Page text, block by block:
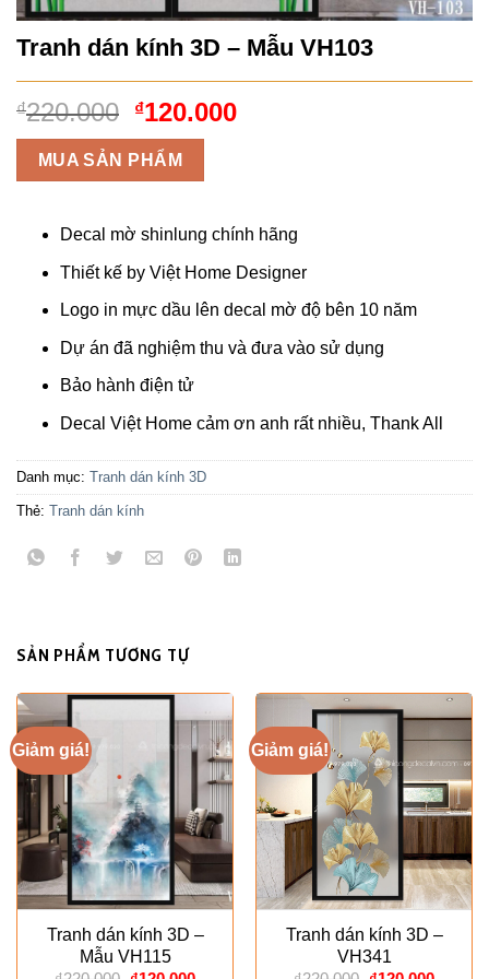
Tranh dán kính 3D – Mẫu VH103
₫220.000 Giá
gốc
là:
₫220.000.
₫120.000Giá
MUA SẢN PHẨM
Decal mờ shinlung chính hãng
Thiết kế by Việt Home Designer
Logo in mực dầu lên decal mờ độ bên 10 năm
Dự án đã nghiệm thu và đưa vào sử dụng
Bảo hành điện tử
Decal Việt Home cảm ơn anh rất nhiều, Thank All
Danh mục: Tranh dán kính 3D
Thẻ: Tranh dán kính
SẢN PHẨM TƯƠNG TỰ
Giảm giá!
Tranh dán kính 3D –
Mẫu VH115
Giảm giá!
Tranh dán kính 3D –
VH341